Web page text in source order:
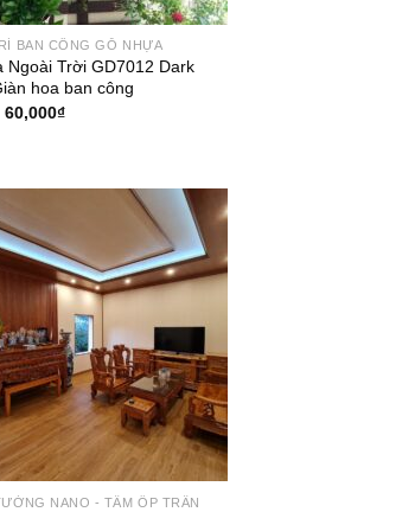
BAN CÔNG GỖ NHỰA
Ngoài Trời GD7012 Dark
hoa ban công
Giá
gốc
60,000₫Giá
NANO - TẤM ỐP TRẦN